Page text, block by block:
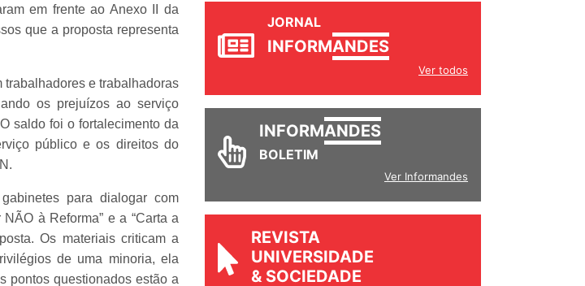
em frente ao Anexo II da
que a proposta representa
trabalhadores e trabalhadoras
os prejuízos ao serviço
saldo foi o fortalecimento da
público e os direitos do
para dialogar com
à Reforma” e a “Carta a
Os materiais criticam a
de uma minoria, ela
pontos questionados estão a
JORNAL
Ver todos
INFORM
Ver Informandes
REVISTA
UNIVERSIDADE